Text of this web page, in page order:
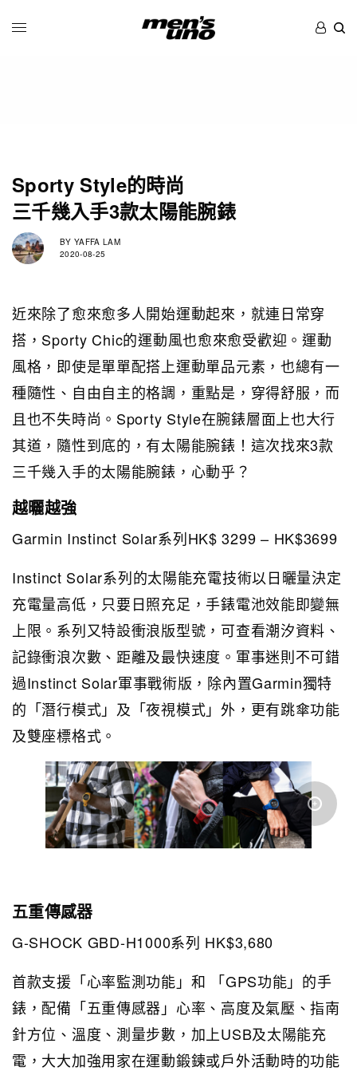
Sporty Style的時尚
三千幾入手3款太陽能腕錶
BY YAFFA LAM
2020-08-25
近來除了愈來愈多人開始運動起來，就連日常穿
搭，Sporty Chic的運動風也愈來愈受歡迎。運動
風格，即使是單單配搭上運動單品元素，也總有一
種隨性、自由自主的格調，重點是，穿得舒服，而
且也不失時尚。Sporty Style在腕錶層面上也大行
其道，隨性到底的，有太陽能腕錶！這次找來3款
三千幾入手的太陽能腕錶，心動乎？
越曬越強
Garmin Instinct Solar系列HK$ 3299 – HK$3699
Instinct Solar系列的太陽能充電技術以日曬量決定
充電量高低，只要日照充足，手錶電池效能即變無
上限。系列又特設衝浪版型號，可查看潮汐資料、
記錄衝浪次數、距離及最快速度。軍事迷則不可錯
過Instinct Solar軍事戰術版，除內置Garmin獨特
的「潛行模式」及「夜視模式」外，更有跳傘功能
及雙座標格式。
五重傳感器
G-SHOCK GBD-H1000系列 HK$3,680
首款支援「心率監測功能」和 「GPS功能」的手
錶，配備「五重傳感器」心率、高度及氣壓、指南
針方位、溫度、測量步數，加上USB及太陽能充
電，大大加強用家在運動鍛鍊或戶外活動時的功能